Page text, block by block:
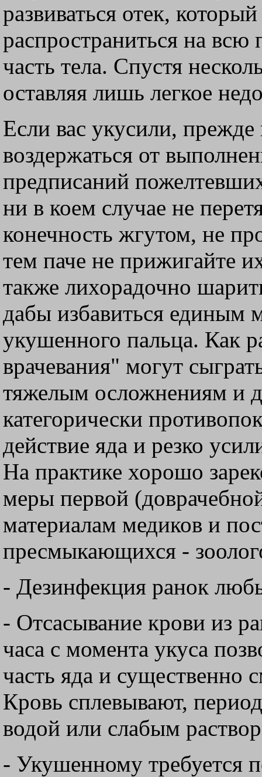
развиваться отек,
распространиться на
часть тела. Спустя
оставляя лишь легкое
Если вас укусили, прежде
воздержаться от
предписаний
ни в коем случае не
конечность жгутом, не
тем паче не прижигайте
также лихорадочно
дабы избавиться единым
укушенного пальца. Как
врачевания" могут
тяжелым осложнениям и
категорически
действие яда и резко
На практике хорошо
меры первой
материалам медиков и
пресмыкающихся -
- Дезинфекция ранок
- Отсасывание крови из
часа с момента укуса
часть яда и существенно
Кровь сплевывают,
водой или слабым
- Укушенному требуется